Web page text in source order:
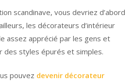
scandinave, vous devriez d’abord
les décorateurs d’intérieur
assez apprécié par les gens et
des styles épurés et simples.
pouvez devenir décorateur